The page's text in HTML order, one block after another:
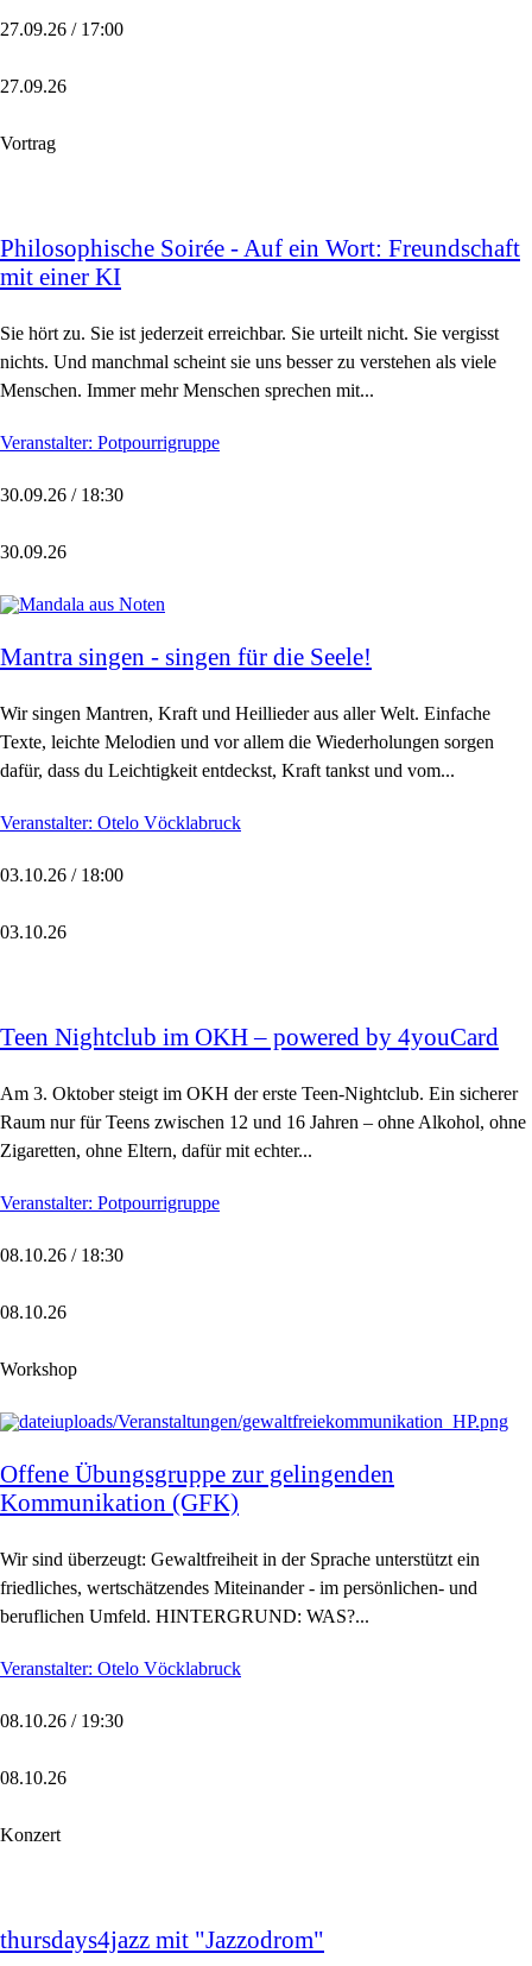
27.09.26 / 17:00
27.09.26
Vortrag
Philosophische Soirée - Auf ein Wort: Freundschaft
mit einer KI
Sie hört zu. Sie ist jederzeit erreichbar. Sie urteilt nicht. Sie vergisst
nichts. Und manchmal scheint sie uns besser zu verstehen als viele
Menschen. Immer mehr Menschen sprechen mit...
Veranstalter: Potpourrigruppe
30.09.26 / 18:30
30.09.26
Mantra singen - singen für die Seele!
Wir singen Mantren, Kraft und Heillieder aus aller Welt. Einfache
Texte, leichte Melodien und vor allem die Wiederholungen sorgen
dafür, dass du Leichtigkeit entdeckst, Kraft tankst und vom...
Veranstalter: Otelo Vöcklabruck
03.10.26 / 18:00
03.10.26
Teen Nightclub im OKH – powered by 4youCard
Am 3. Oktober steigt im OKH der erste Teen-Nightclub. Ein sicherer
Raum nur für Teens zwischen 12 und 16 Jahren – ohne Alkohol, ohne
Zigaretten, ohne Eltern, dafür mit echter...
Veranstalter: Potpourrigruppe
08.10.26 / 18:30
08.10.26
Workshop
Offene Übungsgruppe zur gelingenden
Kommunikation (GFK)
Wir sind überzeugt: Gewaltfreiheit in der Sprache unterstützt ein
friedliches, wertschätzendes Miteinander - im persönlichen- und
beruflichen Umfeld. HINTERGRUND: WAS?...
Veranstalter: Otelo Vöcklabruck
08.10.26 / 19:30
08.10.26
Konzert
thursdays4jazz mit "Jazzodrom"